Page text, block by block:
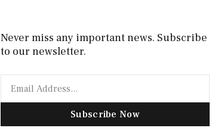
Never miss any important news. Subscribe
to our newsletter.
Subscribe Now